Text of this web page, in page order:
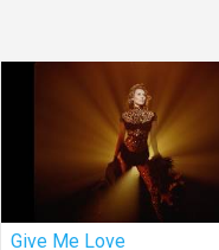
Give Me Love